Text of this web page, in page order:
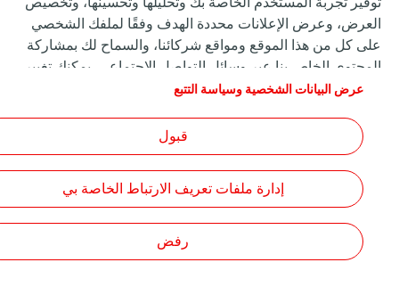
تابعنا
الرئيسيةاتصل بنامن نحنالشروط والأحكام العامة للاستخدام
Personal data charter, cookies and tracers
Accessibility: partially compliant
Cookies
TotalEnergies 2026
العرض، وعرض الإعلانات محددة الهدف وفقًا لملفك الشخصي
على كل من هذا الموقع ومواقع شركائنا، والسماح لك بمشاركة
المحتوى الخاص بنا عبر وسائل التواصل الاجتماعي. يمكنك تغيير
إعدادات ملفات تعريف الارتباط الخاصة بك في أي وقت بالنقر
الزر "قبول"، فإنك توافق على أنه يجوز لنا تخزين جميع ملفات
تعريف الارتباط على جهازك. إذا نقرت على "رفض" ، فلن يتم
استخدام سوى ملفات تعريف الارتباط الفنية المطلوبة لكي يعمل
الموقع بشكل صحيح. لمزيد من المعلومات، خاصة فيما يتعلق
عرض البيانات الشخصية وسياسة التتبع
قبول
إدارة ملفات تعريف الارتباط الخاصة بي
رفض